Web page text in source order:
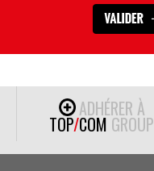
ADHÉRER À
TOP/COM GROUP